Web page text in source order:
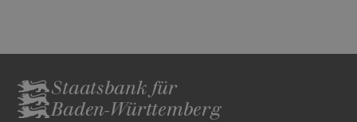
Staatsbank für
Baden-Württemberg